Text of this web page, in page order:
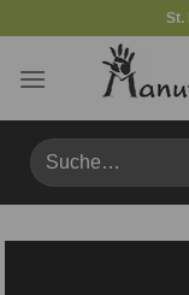
springen
St.
Suche
nach: